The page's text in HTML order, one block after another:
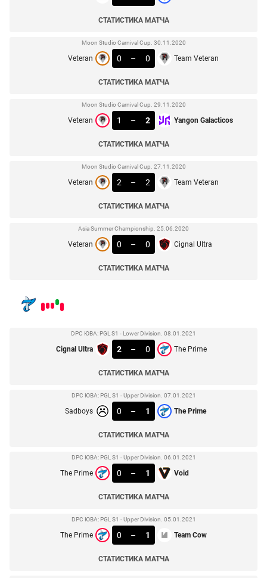
СТАТИСТИКА МАТЧА
Moon Studio Carnival Cup. 30.11.2020
Veteran 0 – 0 Team Veteran
СТАТИСТИКА МАТЧА
Moon Studio Carnival Cup. 29.11.2020
Veteran 1 – 2 Yangon Galacticos
СТАТИСТИКА МАТЧА
Moon Studio Carnival Cup. 27.11.2020
Veteran 2 – 2 Team Veteran
СТАТИСТИКА МАТЧА
Asia Summer Championship. 25.06.2020
Veteran 0 – 0 Cignal Ultra
СТАТИСТИКА МАТЧА
DPC ЮВА: PGL S1 - Lower Division. 08.01.2021
Cignal Ultra 2 – 0 The Prime
СТАТИСТИКА МАТЧА
DPC ЮВА: PGL S1 - Upper Division. 07.01.2021
Sadboys 0 – 1 The Prime
СТАТИСТИКА МАТЧА
DPC ЮВА: PGL S1 - Upper Division. 06.01.2021
The Prime 0 – 1 Void
СТАТИСТИКА МАТЧА
DPC ЮВА: PGL S1 - Upper Division. 05.01.2021
The Prime 0 – 1 Team Cow
СТАТИСТИКА МАТЧА